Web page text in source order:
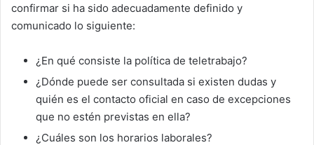
confirmar si ha sido adecuadamente definido y
comunicado lo siguiente:
¿En qué consiste la política de teletrabajo?
¿Dónde puede ser consultada si existen dudas y
quién es el contacto oficial en caso de excepciones
que no estén previstas en ella?
¿Cuáles son los horarios laborales?